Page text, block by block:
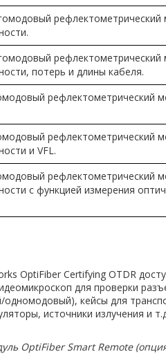
рефлектометрический
рефлектометрический
потерь и длины кабеля.
рефлектометрический
рефлектометрический
и VFL.
рефлектометрический
с функцией измерения
OptiFiber Certifying OTDR
для проверки
кейсы для
источники излучения и
OptiFiber Smart Remote